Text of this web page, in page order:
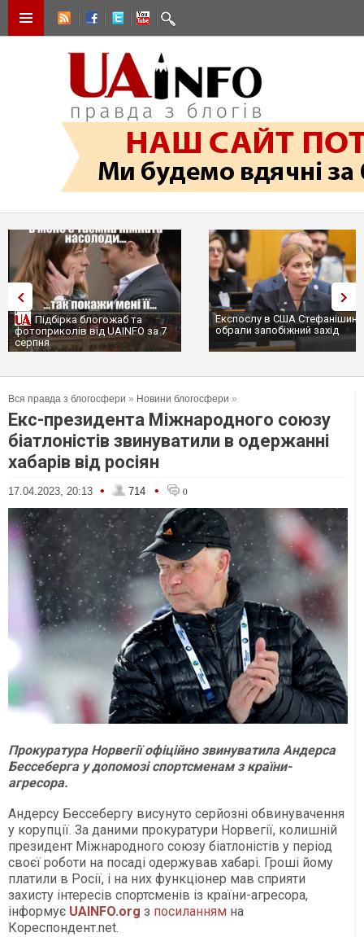
Підбірка блогожаб та
фотоприколів від UAINFO за 7
серпня
Експослу в США
обрали запобіжний захід
Вся правда з блогосфери » Новини блогосфери »
Екс-президента Міжнародного союзу
біатлоністів звинуватили в одержанні
хабарів від росіян
17.04.2023, 20:13 • 714 • 0
Прокуратура Норвегії офіційно звинуватила Андерса
Бессеберга у допомозі спортсменам з країни-
агресора.
Андерсу Бессебергу висунуто серйозні обвинувачення
у корупції. За даними прокуратури Норвегії, колишній
президент Міжнародного союзу біатлоністів у період
своєї роботи на посаді одержував хабарі. Гроші йому
платили в Росії, і на них функціонер мав сприяти
захисту інтересів спортсменів із країни-агресора,
інформує UAINFO.org з посиланням на
Кореспондент.net.